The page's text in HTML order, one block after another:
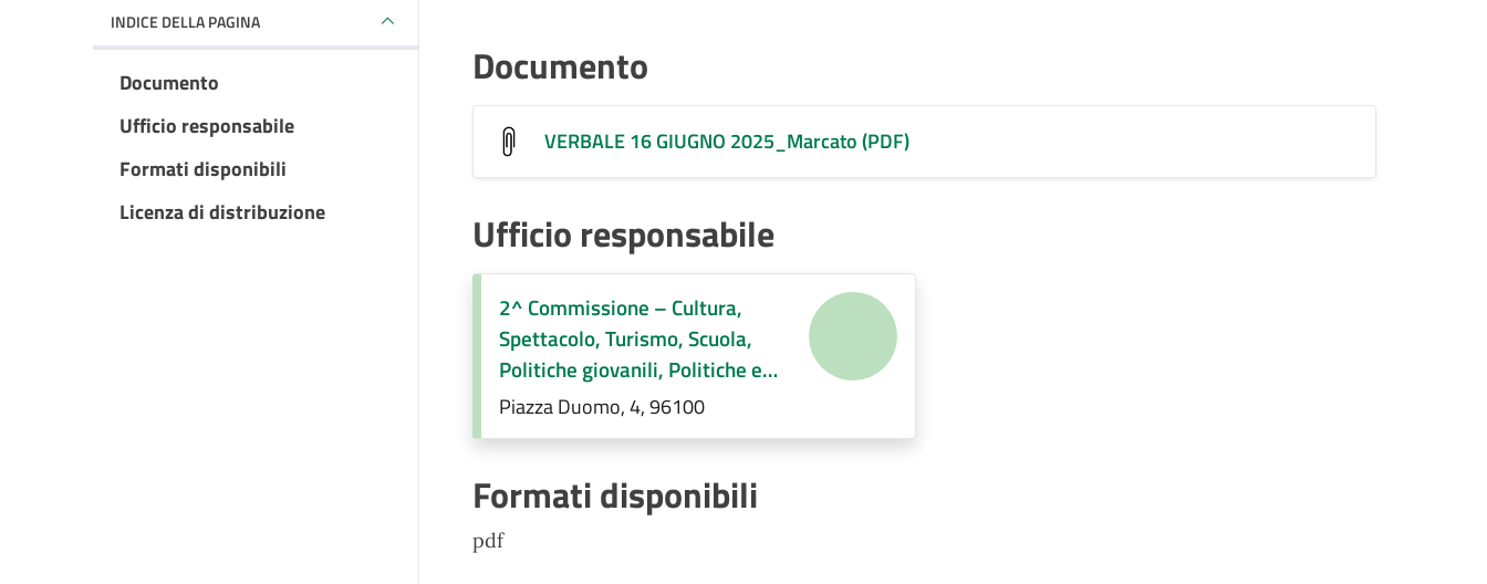
INDICE DELLA PAGINA
Documento
Ufficio responsabile
Formati disponibili
Licenza di distribuzione
Documento
VERBALE 16 GIUGNO 2025_Marcato (PDF)
Ufficio responsabile
2^ Commissione – Cultura,
Spettacolo, Turismo, Scuola,
Politiche giovanili, Politiche e
servizi sociali, Pari opportunità e
immigrazione, Regolamenti di
Piazza Duomo, 4, 96100
Formati disponibili
pdf